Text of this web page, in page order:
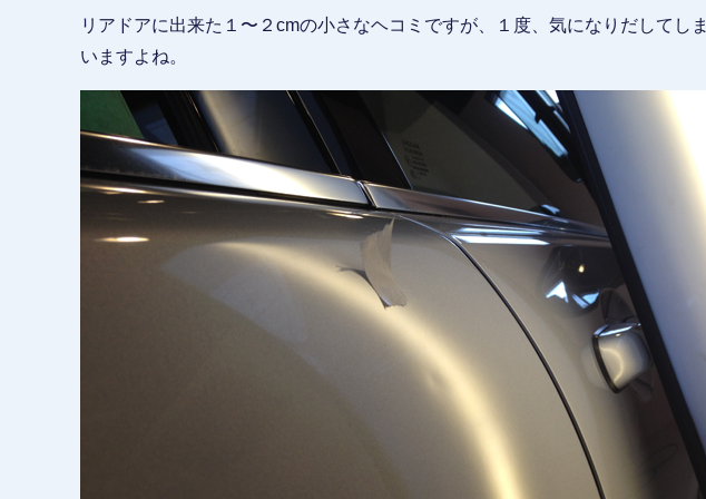
リアドアに出来た１〜２cmの小さなヘコミですが、１度、気になりだしてし
いますよね。